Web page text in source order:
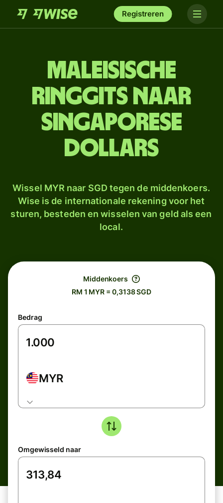
Registreren
Maleisische
ringgits naar
Singaporese
dollars
Wissel MYR naar SGD tegen de middenkoers.
Wise is de internationale rekening voor het
sturen, besteden en wisselen van geld als een
local.
Middenkoers
RM 1 MYR = 0,3138 SGD
Bedrag
MYR
Omgewisseld naar